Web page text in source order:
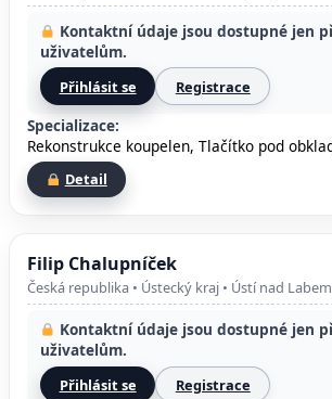
Kontaktní údaje jsou dostupné jen
uživatelům.
Přihlásit se Registrace
Specializace:
Rekonstrukce koupelen, Tlačítko pod
Detail
Filip Chalupníček
Česká republika • Ústecký kraj • Ústí nad
Kontaktní údaje jsou dostupné jen
uživatelům.
Přihlásit se Registrace